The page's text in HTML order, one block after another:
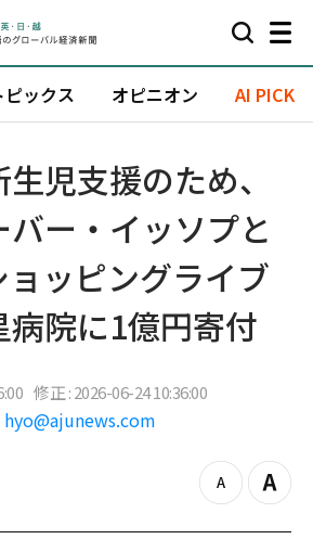
ピックス オピニオン AI PICK
児支援のため、
ー・イッソプと
ッピングライブ
院に1億円寄付
修正 : 2026-06-24 10:36:00
hyo@ajunews.com
z
o
Z
o